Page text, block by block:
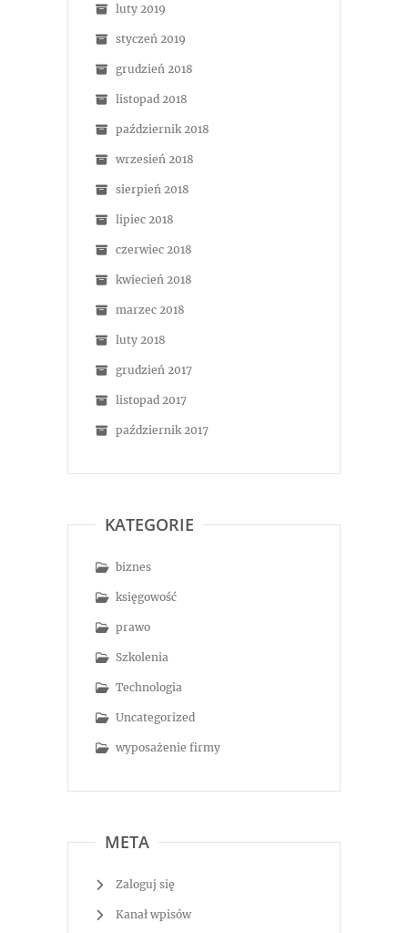
luty 2019
styczeń 2019
grudzień 2018
listopad 2018
październik 2018
wrzesień 2018
sierpień 2018
lipiec 2018
czerwiec 2018
kwiecień 2018
marzec 2018
luty 2018
grudzień 2017
listopad 2017
październik 2017
KATEGORIE
biznes
księgowość
prawo
Szkolenia
Technologia
Uncategorized
wyposażenie firmy
META
Zaloguj się
Kanał wpisów